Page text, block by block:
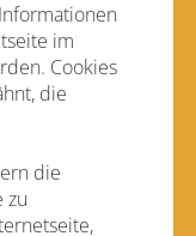
im
Cookies
die
die
zu